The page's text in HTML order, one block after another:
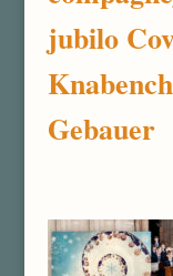
jubilo
Gebauer